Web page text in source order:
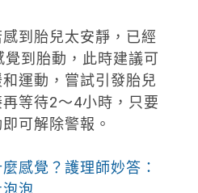
到胎兒太安靜，已經
到胎動，此時建議可
運動，嘗試引發胎兒
等待2～4小時，只要
可解除警報。
感覺？護理師妙答：